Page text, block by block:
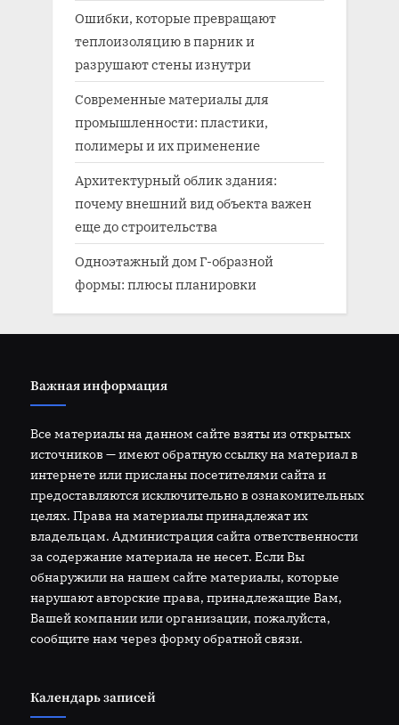
Ошибки, которые превращают
теплоизоляцию в парник и
разрушают стены изнутри
Современные материалы для
промышленности: пластики,
полимеры и их применение
Архитектурный облик здания:
почему внешний вид объекта важен
еще до строительства
Одноэтажный дом Г-образной
формы: плюсы планировки
Важная информация
Все материалы на данном сайте взяты из открытых
источников — имеют обратную ссылку на материал в
интернете или присланы посетителями сайта и
предоставляются исключительно в ознакомительных
целях. Права на материалы принадлежат их
владельцам. Администрация сайта ответственности
за содержание материала не несет. Если Вы
обнаружили на нашем сайте материалы, которые
нарушают авторские права, принадлежащие Вам,
Вашей компании или организации, пожалуйста,
сообщите нам через форму обратной связи.
Календарь записей